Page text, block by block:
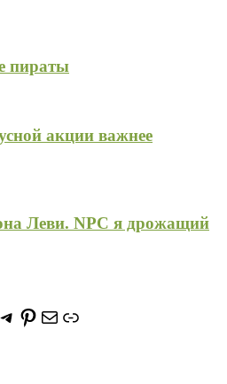
пираты
акции важнее
Леви. NPC я дрожащий
vk.com/
https://t.me/stoneforest
https://
ПочтаСсылка